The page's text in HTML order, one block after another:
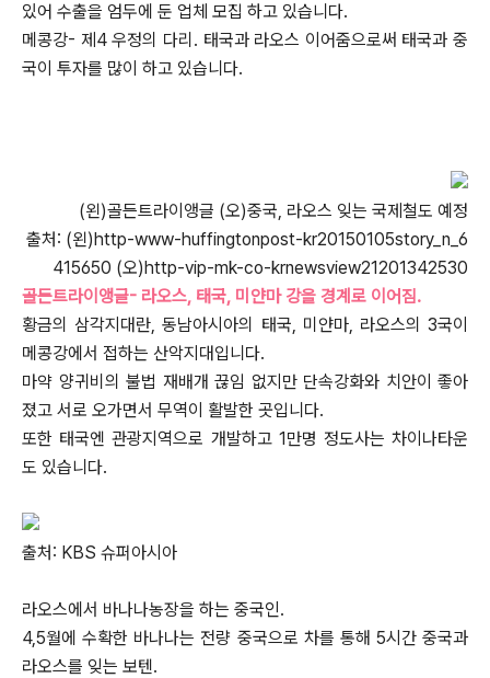
있어 수출을 엄두에 둔 업체 모집 하고 있습니다.
메콩강- 제4 우정의 다리. 태국과 라오스 이어줌으로써 태국과 중
국이 투자를 많이 하고 있습니다.
(왼)골든트라이앵글 (오)중국, 라오스 잊는 국제철도 예정
출처: (왼)http-www-huffingtonpost-kr20150105story_n_6
415650 (오)http-vip-mk-co-krnewsview21201342530
골든트라이앵글- 라오스, 태국, 미얀마 강을 경계로 이어짐.
황금의 삼각지대란, 동남아시아의 태국, 미얀마, 라오스의 3국이
메콩강에서 접하는 산악지대입니다.
마약 양귀비의 불법 재배개 끊임 없지만 단속강화와 치안이 좋아
졌고 서로 오가면서 무역이 활발한 곳입니다.
또한 태국엔 관광지역으로 개발하고 1만명 정도사는 차이나타운
도 있습니다.
출처: KBS 슈퍼아시아
라오스에서 바나나농장을 하는 중국인.
4,5월에 수확한 바나나는 전량 중국으로 차를 통해 5시간 중국과
라오스를 잊는 보텐.